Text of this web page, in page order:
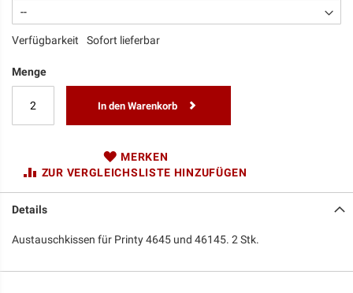
Verfügbarkeit Sofort lieferbar
Menge
In den Warenkorb
MERKEN
ZUR VERGLEICHSLISTE HINZUFÜGEN
Details
Austauschkissen für Printy 4645 und 46145. 2 Stk.